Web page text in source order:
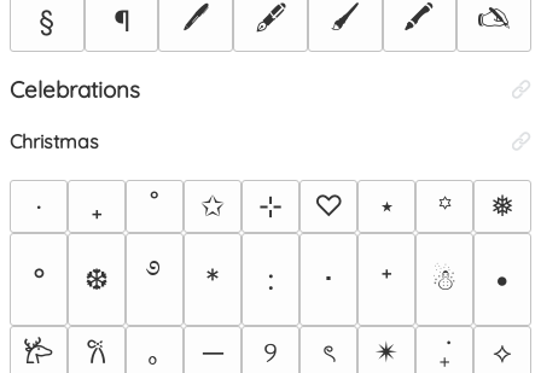
§
¶ 🖊 🖋 🖌 🖍 🖎
Celebrations
Christmas
‧ ₊ ˚ ✩ ⊹ ♡ ⋆ ꙳ ❅
° ❆ ࿔ * : ･ ⁺ ☃︎ •
𐂂 𐙚 ｡ ─ ୨ ৎ ✴︎ ₊݁
⟡